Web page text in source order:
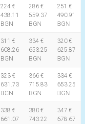
224 €
438.11
BGN
286 €
559.37
BGN
251 €
490.91
BGN
311 €
608.26
BGN
334 €
653.25
BGN
320 €
625.87
BGN
323 €
631.73
BGN
366 €
715.83
BGN
334 €
653.25
BGN
338 €
661.07
380 €
743.22
347 €
678.67